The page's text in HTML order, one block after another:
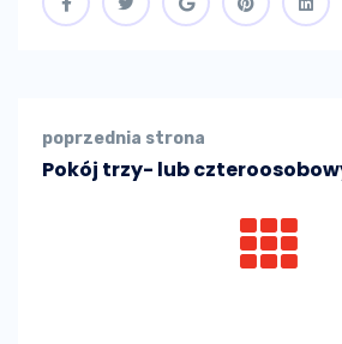
poprzednia strona
Pokój trzy- lub